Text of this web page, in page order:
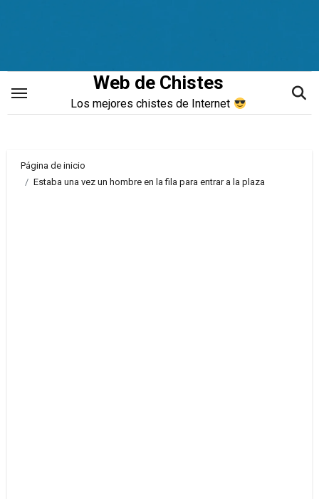
Web de Chistes
Los mejores chistes de Internet
Página de inicio
Estaba una vez un hombre en la fila para entrar a la plaza